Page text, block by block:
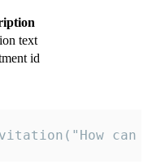
text
id